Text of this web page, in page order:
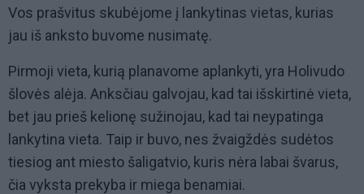
Vos prašvitus skubėjome į lankytinas vietas, kurias
jau iš anksto buvome nusimatę.
Pirmoji vieta, kurią planavome aplankyti, yra Holivudo
šlovės alėja. Anksčiau galvojau, kad tai išskirtinė vieta,
bet jau prieš kelionę sužinojau, kad tai neypatinga
lankytina vieta. Taip ir buvo, nes žvaigždės sudėtos
tiesiog ant miesto šaligatvio, kuris nėra labai švarus,
čia vyksta prekyba ir miega benamiai.